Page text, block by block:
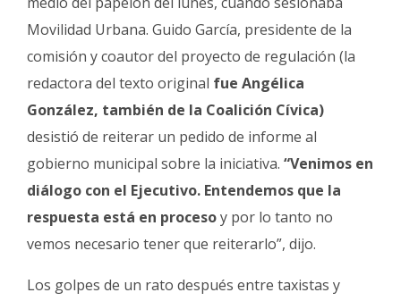
Movilidad Urbana. Guido García, presidente de la
comisión y coautor del proyecto de regulación (la
redactora del texto original fue Angélica
González, también de la Coalición Cívica)
desistió de reiterar un pedido de informe al
gobierno municipal sobre la iniciativa. “Venimos en
diálogo con el Ejecutivo. Entendemos que la
respuesta está en procesoy por lo tanto no
vemos necesario tener que reiterarlo”, dijo.
Los golpes de un rato después entre taxistas y